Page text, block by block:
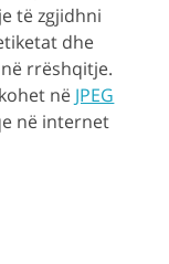
të zgjidhni
dhe
rrëshqitje.
në JPEG
në internet